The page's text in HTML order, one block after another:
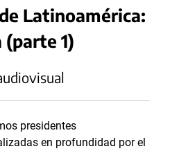
Latinoamérica:
(parte 1)
presidentes
en profundidad por el